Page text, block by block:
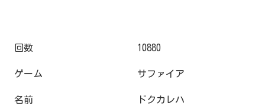
回数 10880
ゲーム サファイア
名前 ドクカレハ